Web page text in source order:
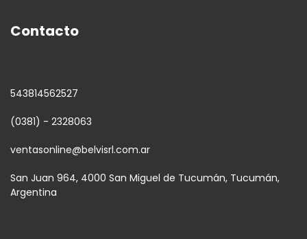
Contacto
543814562527
(0381) - 2328063
ventasonline@belvisrl.com.ar
San Juan 964, 4000 San Miguel de Tucumán, Tucumán,
Argentina